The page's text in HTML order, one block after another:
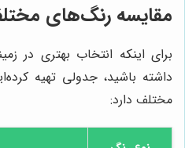
مقایسه رنگ‌های
برای اینکه انتخاب بهتری در
داشته باشید، جدولی تهیه
مختلف دارد: